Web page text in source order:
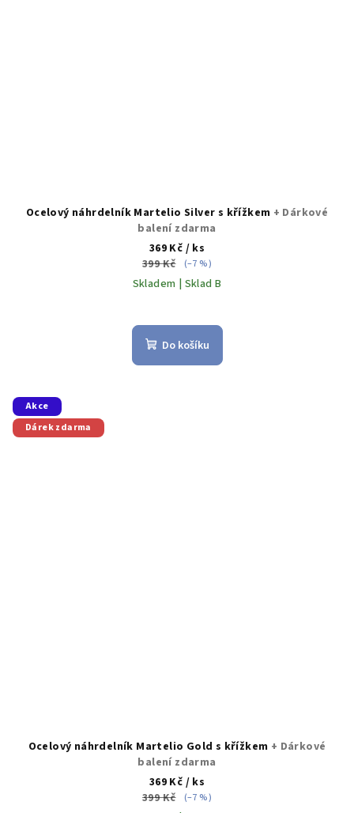
Ocelový náhrdelník Martelio Silver s křížkem + Dárkové
balení zdarma
369 Kč / ks
399 Kč
(–7 %)
Skladem | Sklad B
Do košíku
Akce
Dárek zdarma
Ocelový náhrdelník Martelio Gold s křížkem + Dárkové
balení zdarma
369 Kč / ks
399 Kč
(–7 %)